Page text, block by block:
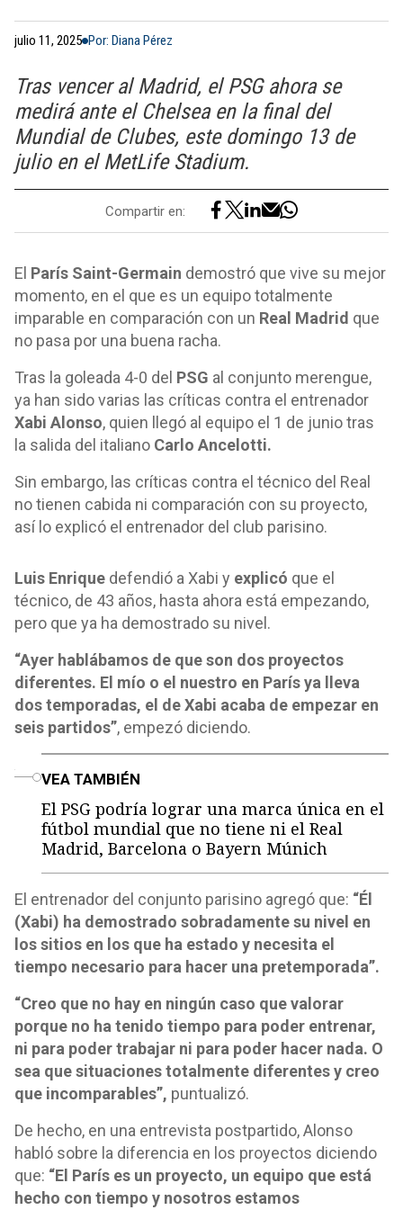
julio 11, 2025 Por: Diana Pérez
Tras vencer al Madrid, el PSG ahora se
medirá ante el Chelsea en la final del
Mundial de Clubes, este domingo 13 de
julio en el MetLife Stadium.
Compartir en:
El París Saint-Germain demostró que vive su mejor
momento, en el que es un equipo totalmente
imparable en comparación con un Real Madrid que
no pasa por una buena racha.
Tras la goleada 4-0 del PSG al conjunto merengue,
ya han sido varias las críticas contra el entrenador
Xabi Alonso, quien llegó al equipo el 1 de junio tras
la salida del italiano Carlo Ancelotti.
Sin embargo, las críticas contra el técnico del Real
no tienen cabida ni comparación con su proyecto,
así lo explicó el entrenador del club parisino.
Luis Enrique defendió a Xabi y explicó que el
técnico, de 43 años, hasta ahora está empezando,
pero que ya ha demostrado su nivel.
“Ayer hablábamos de que son dos proyectos
diferentes. El mío o el nuestro en París ya lleva
dos temporadas, el de Xabi acaba de empezar en
seis partidos”, empezó diciendo.
VEA TAMBIÉN
El PSG podría lograr una marca única en el
fútbol mundial que no tiene ni el Real
Madrid, Barcelona o Bayern Múnich
El entrenador del conjunto parisino agregó que: “Él
(Xabi) ha demostrado sobradamente su nivel en
los sitios en los que ha estado y necesita el
tiempo necesario para hacer una pretemporada”.
“Creo que no hay en ningún caso que valorar
porque no ha tenido tiempo para poder entrenar,
ni para poder trabajar ni para poder hacer nada. O
sea que situaciones totalmente diferentes y creo
que incomparables”, puntualizó.
De hecho, en una entrevista postpartido, Alonso
habló sobre la diferencia en los proyectos diciendo
que: “El París es un proyecto, un equipo que está
hecho con tiempo y nosotros estamos